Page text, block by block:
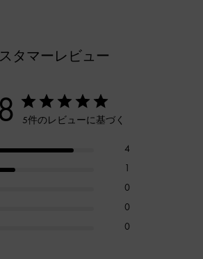
タマーレビュー
5件のレビューに基づく
4
1
0
0
0